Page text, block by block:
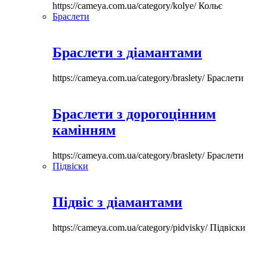
https://cameya.com.ua/category/kolye/Кольє
Браслети
Браслети з діамантами
https://cameya.com.ua/category/braslety/Браслети
Браслети з дорогоцінним
камінням
https://cameya.com.ua/category/braslety/Браслети
Підвіски
Підвіс з діамантами
https://cameya.com.ua/category/pidvisky/Підвіски